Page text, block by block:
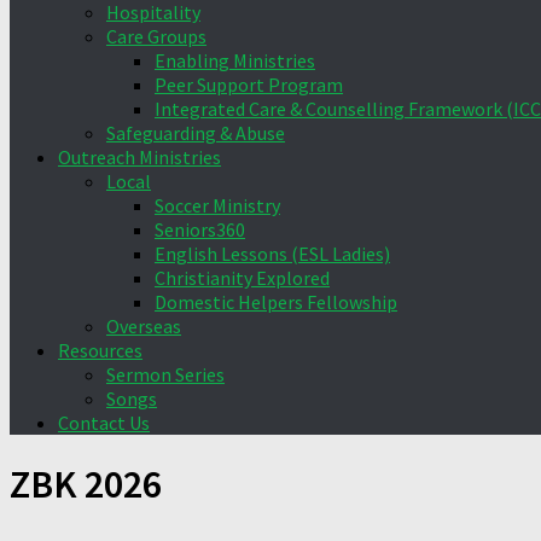
Hospitality
Care Groups
Enabling Ministries
Peer Support Program
Integrated Care & Counselling Framework
Safeguarding & Abuse
Outreach Ministries
Local
Soccer Ministry
Seniors360
English Lessons (ESL Ladies)
Christianity Explored
Domestic Helpers Fellowship
Overseas
Resources
Sermon Series
Songs
Contact Us
ZBK 2026